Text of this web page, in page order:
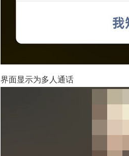
界面显示为多人通话